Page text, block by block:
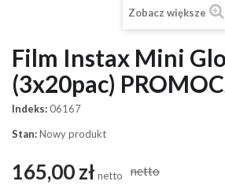
Zobacz większe
Film Instax Mini
(3x20pac)
Indeks:06167
Stan:Nowy produkt
165,00 złnetto netto